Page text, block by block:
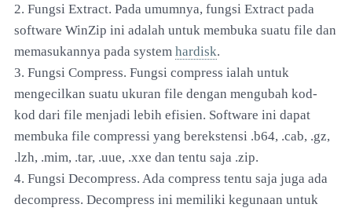
2. Fungsi Extract. Pada umumnya, fungsi Extract pada
software WinZip ini adalah untuk membuka suatu file dan
memasukannya pada system hardisk.
3. Fungsi Compress. Fungsi compress ialah untuk
mengecilkan suatu ukuran file dengan mengubah kod-
kod dari file menjadi lebih efisien. Software ini dapat
membuka file compressi yang berekstensi .b64, .cab, .gz,
.lzh, .mim, .tar, .uue, .xxe dan tentu saja .zip.
4. Fungsi Decompress. Ada compress tentu saja juga ada
decompress. Decompress ini memiliki kegunaan untuk